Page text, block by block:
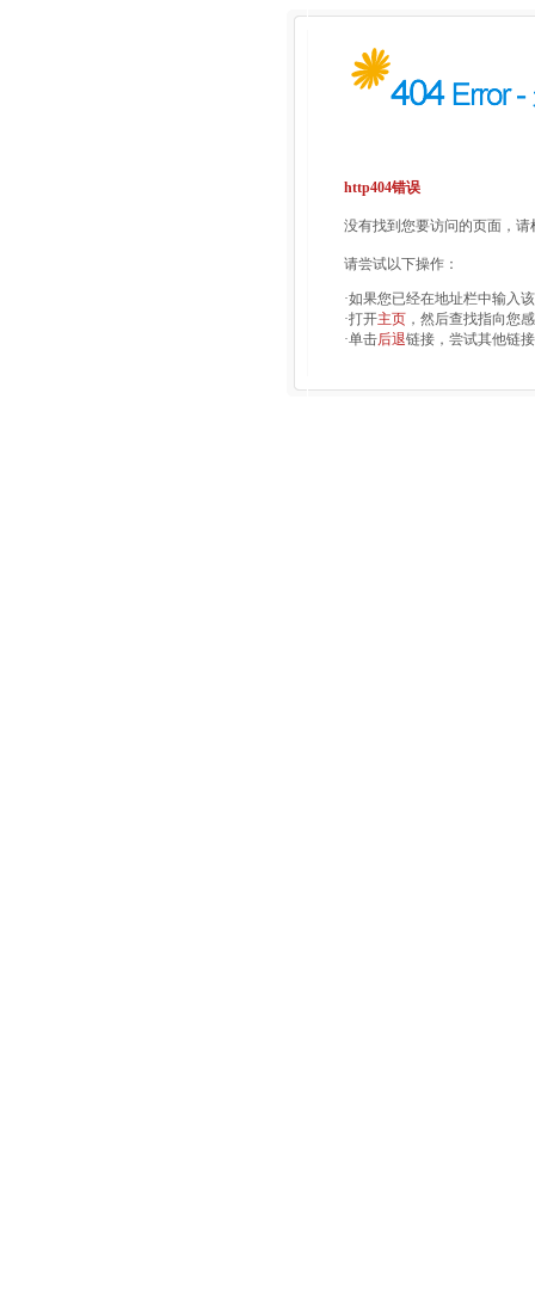
http404错误
没有找到您要访问的页面，
请尝试以下操作：
·如果您已经在地址栏中输入
·打开主页 ，然后查找指向您
·单击后退链接，尝试其他链